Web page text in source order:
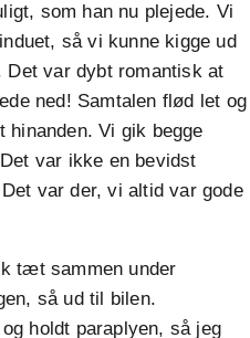
som han nu plejede. Vi
så vi kunne kigge ud
Det var dybt romantisk at
ned! Samtalen flød let og
Vi gik begge
var ikke en bevidst
var der, vi altid var gode
tæt sammen under
så ud til bilen.
holdt paraplyen, så jeg